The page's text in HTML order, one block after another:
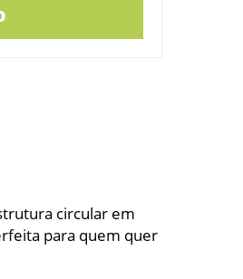
circular em
para quem quer